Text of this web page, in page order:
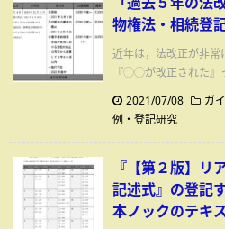
物権法・相続登
近年は，法改正が非常
『◯◯が改正された』
2021/07/08
ガ
例・登記研究
『【第２版】リ
記述式』の登記
本ノックのテキ